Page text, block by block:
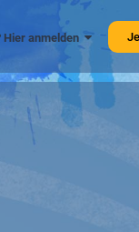
Hier anmelden